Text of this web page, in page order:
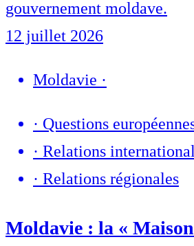
gouvernement moldave.
12 juillet 2026
Moldavie ·
· Questions
· Relations
· Relations régionales
Moldavie : la «